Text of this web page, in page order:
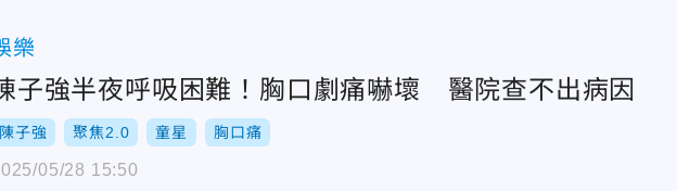
樂
子強半夜呼吸困難！胸口劇痛嚇壞 醫院查不出病因
陳子強 聚焦2.0 童星 胸口痛
05/28 15:50